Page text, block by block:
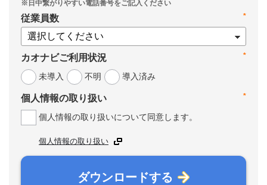
*
従業員数
*
カオナビご利用状況
未導入
不明 導入済み
*
個人情報の取り扱い
個人情報の取り扱いについて同意します。
個人情報の取り扱い
ダウンロードする